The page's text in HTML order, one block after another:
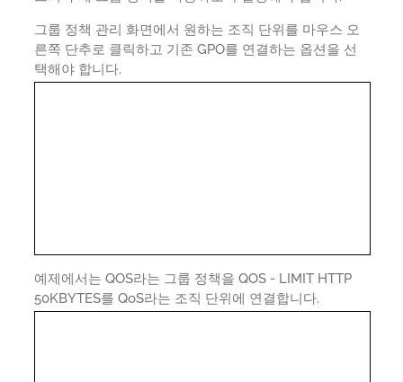
그룹 정책 관리 화면에서 원하는 조직 단위를 마우스 오
른쪽 단추로 클릭하고 기존 GPO를 연결하는 옵션을 선
택해야 합니다.
예제에서는 QOS라는 그룹 정책을 QOS - LIMIT HTTP
50KBYTES를 QoS라는 조직 단위에 연결합니다.